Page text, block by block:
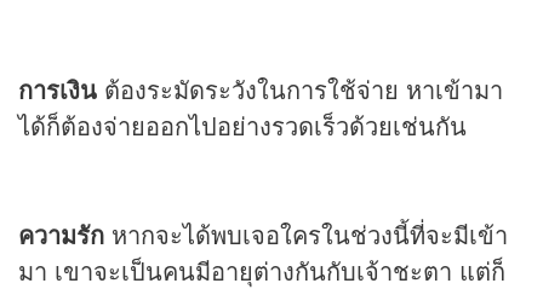
การเงิน ต้องระมัดระวังในการใช้จ่าย หาเข้ามา
ได้ก็ต้องจ่ายออกไปอย่างรวดเร็วด้วยเช่นกัน
ความรัก หากจะได้พบเจอใครในช่วงนี้ที่จะมีเข้า
มา เขาจะเป็นคนมีอายุต่างกันกับเจ้าชะตา แต่ก็